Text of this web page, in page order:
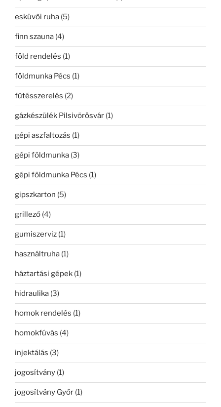
esküvői ruha (5)
finn szauna (4)
föld rendelés (1)
földmunka Pécs (1)
fűtésszerelés (2)
gázkészülék Pilsivörösvár (1)
gépi aszfaltozás (1)
gépi földmunka (3)
gépi földmunka Pécs (1)
gipszkarton (5)
grillező (4)
gumiszerviz (1)
használtruha (1)
háztartási gépek (1)
hidraulika (3)
homok rendelés (1)
homokfúvás (4)
injektálás (3)
jogosítvány (1)
jogosítvány Győr (1)